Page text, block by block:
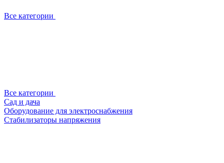
Все категории
Все категории
Сад и дача
Оборудование для электроснабжения
Стабилизаторы напряжения